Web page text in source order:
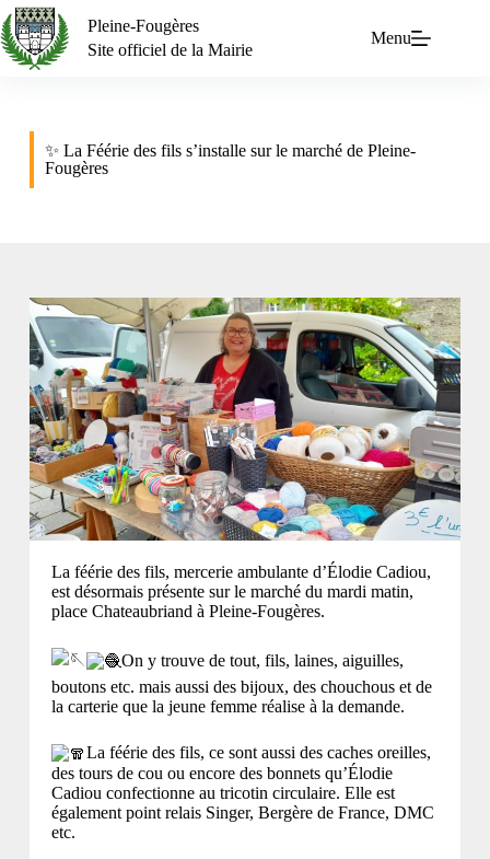
Pleine-Fougères
Site officiel de la Mairie
Menu
✨ La Féérie des fils s’installe sur le marché de Pleine-
Fougères
La féérie des fils, mercerie ambulante d’Élodie Cadiou,
est désormais présente sur le marché du mardi matin,
place Chateaubriand à Pleine-Fougères.
On y trouve de tout, fils, laines, aiguilles,
boutons etc. mais aussi des bijoux, des chouchous et de
la carterie que la jeune femme réalise à la demande.
La féérie des fils, ce sont aussi des caches oreilles,
des tours de cou ou encore des bonnets qu’Élodie
Cadiou confectionne au tricotin circulaire. Elle est
également point relais Singer, Bergère de France, DMC
etc.